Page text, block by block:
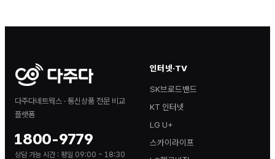
다주다네트웍스 · 통신상품 전문 비교
플랫폼
1800-9779
상담 가능 시간 : 평일 09:00 ~ 18:30
인터넷·TV
SK브로드밴드
KT 인터넷
LG U+
스카이라이프